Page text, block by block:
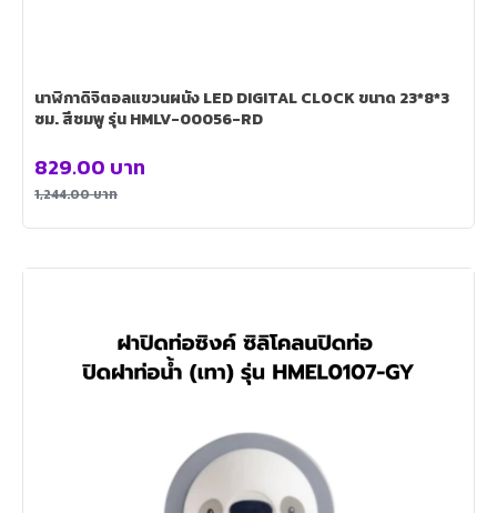
นาฬิกาดิจิตอลแขวนผนัง LED DIGITAL CLOCK ขนาด 23*8*3
ซม. สีชมพู รุ่น HMLV-00056-RD
1,244.00บาท
829.00 บาท